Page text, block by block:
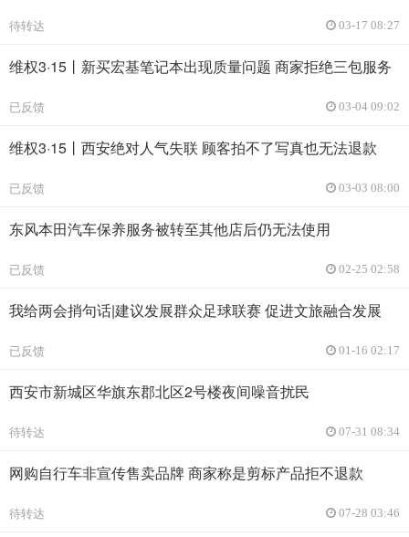
待转达 03-17 08:27
维权3·15丨新买宏基笔记本出现质量问题 商家拒绝三包服务
已反馈 03-04 09:02
维权3·15丨西安绝对人气失联 顾客拍不了写真也无法退款
已反馈 03-03 08:00
东风本田汽车保养服务被转至其他店后仍无法使用
已反馈 02-25 02:58
我给两会捎句话|建议发展群众足球联赛 促进文旅融合发展
已反馈 01-16 02:17
西安市新城区华旗东郡北区2号楼夜间噪音扰民
待转达 07-31 08:34
网购自行车非宣传售卖品牌 商家称是剪标产品拒不退款
待转达 07-28 03:46